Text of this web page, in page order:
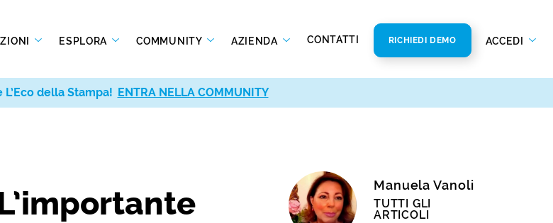
ESPLORA COMMUNITY AZIENDA CONTATTI RICHIEDI DEMO ACCEDI
Manuela Vanoli
TUTTI GLI
ARTICOLI
della Stampa! ENTRA NELLA COMMUNITY